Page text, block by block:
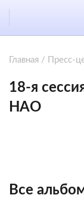
Главная / Пресс-
18-я
НАО
Все